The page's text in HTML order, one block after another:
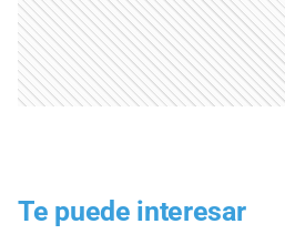
Te puede interesar